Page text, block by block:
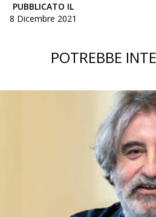
PUBBLICATO IL
8 Dicembre 2021
POTREBBE